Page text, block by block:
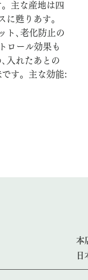
主な産地は四
に甦りあす。
ト､老化防止の
ロール効果も
入れたあとの
す。主な効能:
本
日